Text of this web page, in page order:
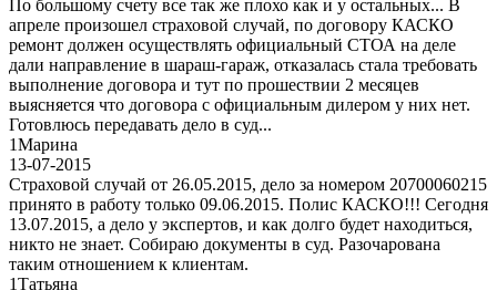
По большому счету все так же плохо как и у остальных... В
апреле произошел страховой случай, по договору КАСКО
ремонт должен осуществлять официальный СТОА на деле
дали направление в шараш-гараж, отказалась стала требовать
выполнение договора и тут по прошествии 2 месяцев
выясняется что договора с официальным дилером у них нет.
Готовлюсь передавать дело в суд...
1Марина
13-07-2015
Страховой случай от 26.05.2015, дело за номером 20700060215
принято в работу только 09.06.2015. Полис КАСКО!!! Сегодня
13.07.2015, а дело у экспертов, и как долго будет находиться,
никто не знает. Собираю документы в суд. Разочарована
таким отношением к клиентам.
1Татьяна